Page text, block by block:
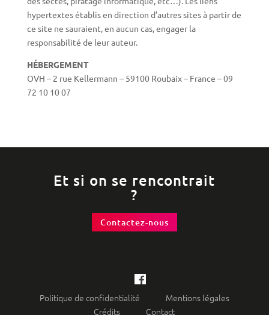
hypertextes établis en direction d’autres sites à partir de
ce site ne sauraient, en aucun cas, engager la
responsabilité de leur auteur.
HÉBERGEMENT
OVH – 2 rue Kellermann – 59100 Roubaix – France – 09
72 10 10 07
Et si on se rencontrait
?
Contactez-nous
Politique de confidentialité
Mentions légales
Crédits
Contact